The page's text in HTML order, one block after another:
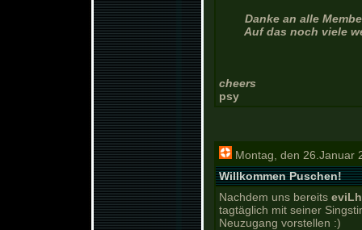
Danke an alle
Auf das noch viele
cheers
psy
Montag, den 26.Januar
Willkommen Puschen!
Nachdem uns bereits
tagtäglich mit seiner
Neuzugang vorstellen :)